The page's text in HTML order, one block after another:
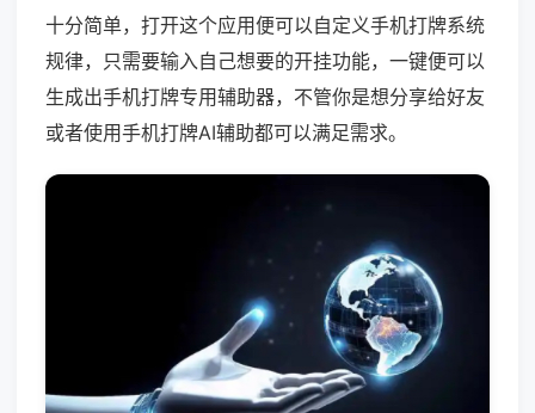
十分简单，打开这个应用便可以自定义手机打牌系统
规律，只需要输入自己想要的开挂功能，一键便可以
生成出手机打牌专用辅助器，不管你是想分享给好友
或者使用手机打牌AI辅助都可以满足需求。